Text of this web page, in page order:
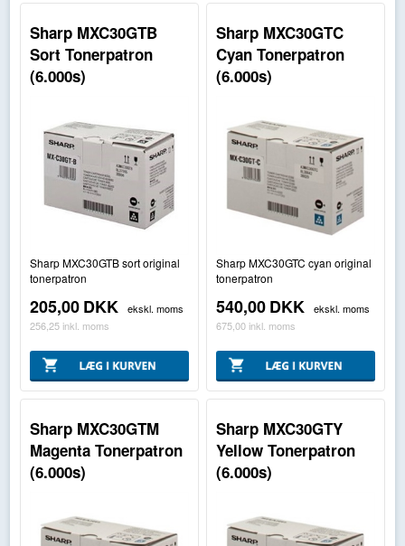
Sharp MXC30GTB
Sort Tonerpatron
(6.000s)
Sharp MXC30GTB sort original
tonerpatron
205,00DKK
ekskl. moms
256,25 inkl. moms
Sharp MXC30GTC
Cyan Tonerpatron
(6.000s)
Sharp MXC30GTC cyan original
tonerpatron
540,00DKK
ekskl. moms
675,00 inkl. moms
Sharp MXC30GTM
Magenta Tonerpatron
(6.000s)
Sharp MXC30GTY
Yellow Tonerpatron
(6.000s)